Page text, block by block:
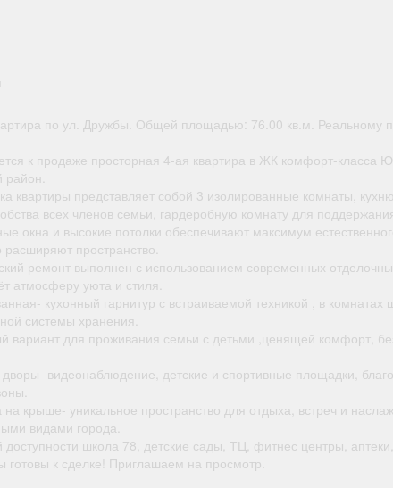
размере
трудовой
к
по ул. Дружбы. Общей площадью: 76.00 кв.м. Реальному
к продаже просторная 4-ая квартира в ЖК комфорт-класса
район.
квартиры представляет собой 3 изолированные комнаты,
всех членов семьи, гардеробную комнату для
окна и высокие потолки обеспечивают максимум
расширяют пространство.
ремонт выполнен с использованием современных
атмосферу уюта и стиля.
кухонный гарнитур с встраиваемой техникой , в комнатах
системы хранения.
вариант для проживания семьи с детьми ,ценящей комфорт,
видеонаблюдение, детские и спортивные площадки,
на крыше- уникальное пространство для отдыха, встреч и
видами города.
доступности школа 78, детские сады, ТЦ, фитнес центры, аптеки,
готовы к сделке! Приглашаем на просмотр.